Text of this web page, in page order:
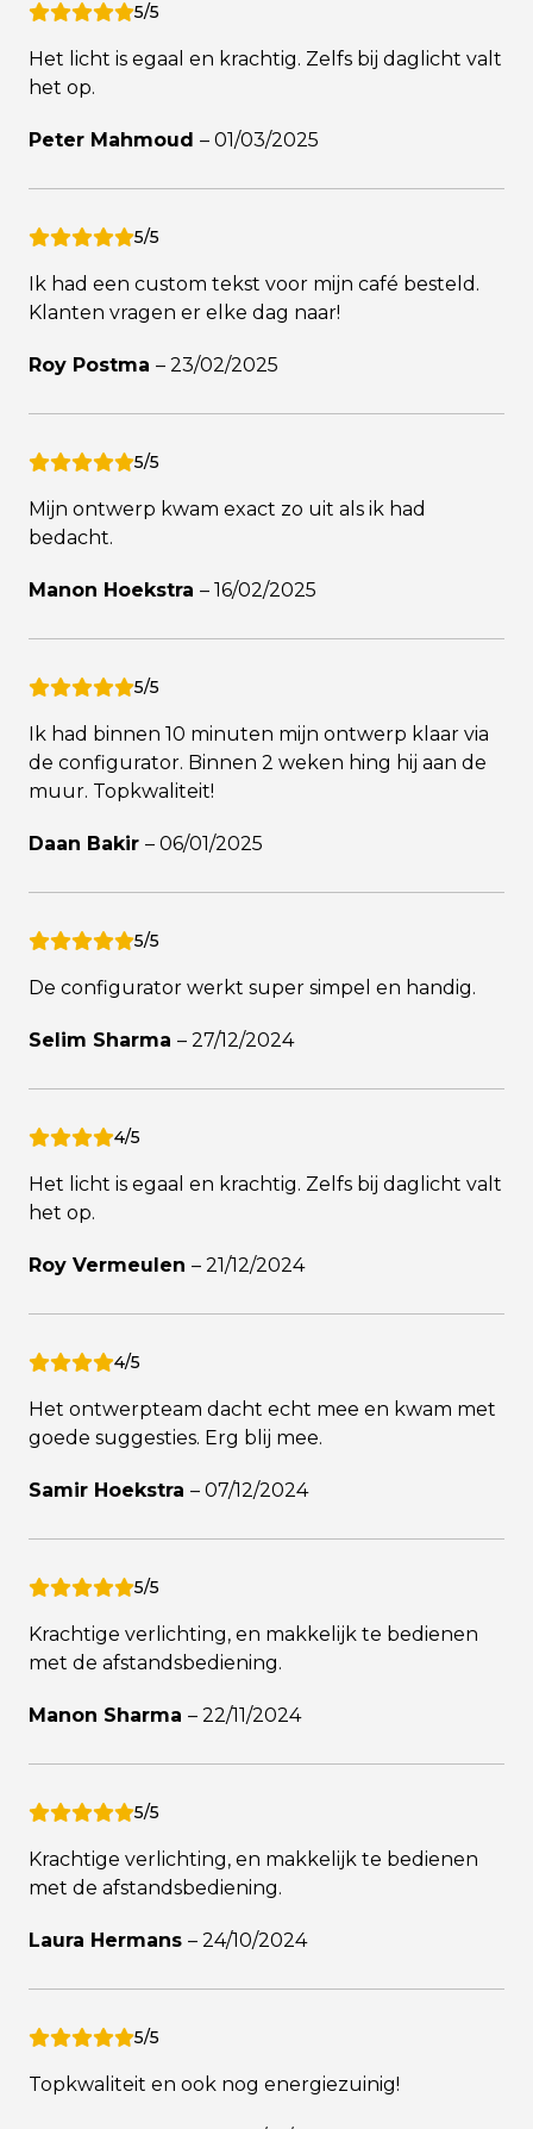
5/5
Het licht is egaal en krachtig. Zelfs bij daglicht valt
het op.
Peter Mahmoud – 01/03/2025
5/5
Ik had een custom tekst voor mijn café besteld.
Klanten vragen er elke dag naar!
Roy Postma – 23/02/2025
5/5
Mijn ontwerp kwam exact zo uit als ik had
bedacht.
Manon Hoekstra – 16/02/2025
5/5
Ik had binnen 10 minuten mijn ontwerp klaar via
de configurator. Binnen 2 weken hing hij aan de
muur. Topkwaliteit!
Daan Bakir – 06/01/2025
5/5
De configurator werkt super simpel en handig.
Selim Sharma – 27/12/2024
4/5
Het licht is egaal en krachtig. Zelfs bij daglicht valt
het op.
Roy Vermeulen – 21/12/2024
4/5
Het ontwerpteam dacht echt mee en kwam met
goede suggesties. Erg blij mee.
Samir Hoekstra – 07/12/2024
5/5
Krachtige verlichting, en makkelijk te bedienen
met de afstandsbediening.
Manon Sharma – 22/11/2024
5/5
Krachtige verlichting, en makkelijk te bedienen
met de afstandsbediening.
Laura Hermans – 24/10/2024
5/5
Topkwaliteit en ook nog energiezuinig!